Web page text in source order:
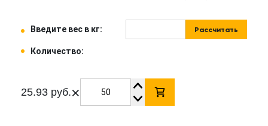
Введите вес в кг: Рассчитать
Количество:
25.93 руб.×